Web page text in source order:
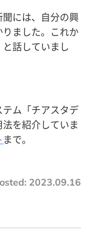
には、自分の興
ました。これか
話していまし
ム「チアスタデ
を紹介していま
まで。
2023.09.16